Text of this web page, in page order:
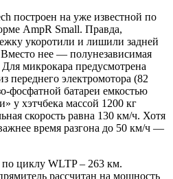
построен на уже известной по
AmpR Small. Правда,
укоротили и лишили задней
нее — полунезависимая
Для микрокара предусмотрена
переднего электромотора (82
фосфатной батареи емкостью
у хэтчбека массой 1200 кг
скорость равна 130 км/ч. Хотя
время разгона до 50 км/ч —
по циклу WLTP – 263 км.
рассчитан на мощность